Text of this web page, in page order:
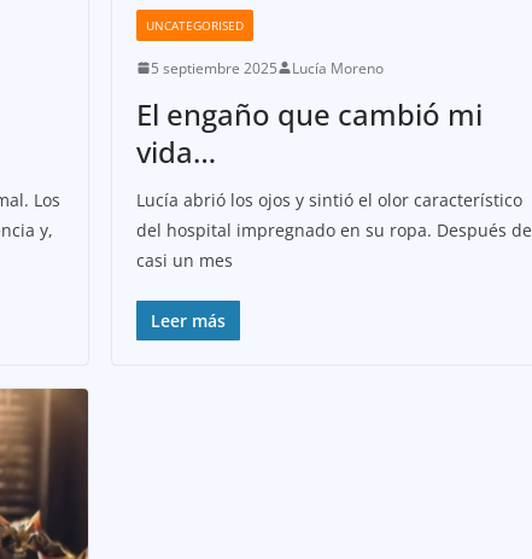
Los
y,
UNCATEGORISED
5 septiembre 2025 Lucía Moreno
El engaño que cambió mi
vida…
Lucía abrió los ojos y sintió el olor característico
del hospital impregnado en su ropa. Después de
casi un mes
Leer más